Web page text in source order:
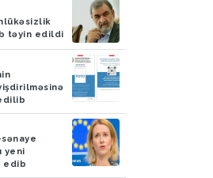
təyin edildi
sənaye
yeni
edib